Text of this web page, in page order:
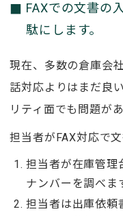
FAXでの文書の
駄にします。
現在、多数の倉庫会
話対応よりはまだ良
リティ面でも問題があ
担当者がFAX対応で
担当者が在庫管理
ナンバーを調べま
担当者は出庫依頼